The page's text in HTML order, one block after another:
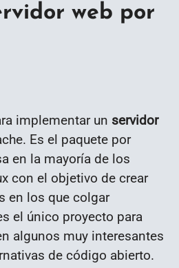
web por
implementar un servidor
Es el paquete por
en la mayoría de los
con el objetivo de crear
en los que colgar
el único proyecto para
algunos muy interesantes
de código abierto.